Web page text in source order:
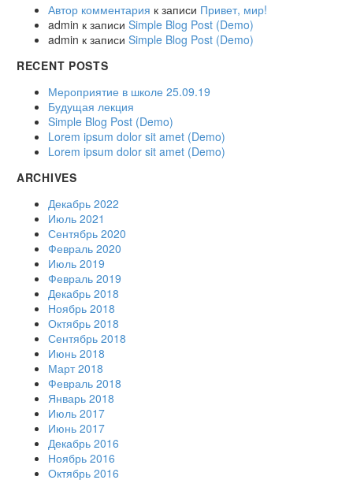
Автор комментария к записи Привет, мир!
admin к записи Simple Blog Post (Demo)
admin к записи Simple Blog Post (Demo)
RECENT POSTS
Мероприятие в школе 25.09.19
Будущая лекция
Simple Blog Post (Demo)
Lorem ipsum dolor sit amet (Demo)
Lorem ipsum dolor sit amet (Demo)
ARCHIVES
Декабрь 2022
Июль 2021
Сентябрь 2020
Февраль 2020
Июль 2019
Февраль 2019
Декабрь 2018
Ноябрь 2018
Октябрь 2018
Сентябрь 2018
Июнь 2018
Март 2018
Февраль 2018
Январь 2018
Июль 2017
Июнь 2017
Декабрь 2016
Ноябрь 2016
Октябрь 2016